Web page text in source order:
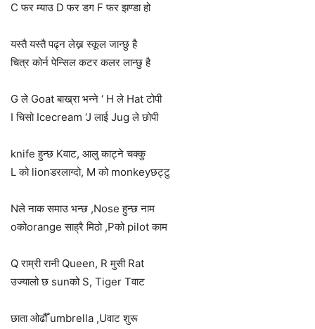
C फर म्याउ D फर डग F फर झण्डा हो
यस्तै यस्तै पढ्न लेख्न स्कूल जान्छु है
चित्र कोर्न पेन्सिल कटर कलर लान्छु है
G ले Goat बाख्रा भन्ने ‘ H ले Hat टोपी
I चिसो Icecream ‘J लाई Jug ले छोपी
knife हुन्छ Kवाट, आलु काट्ने चक्कु
L को lionडरलाग्दो, M को monkeyछट्टु
Nले नाक समाउ भन्छ ,Nose हुन्छ नाम
oकोorange साह्रै मिठो ,Pको pilot काम
Q राम्री रानी Queen, R मुसी Rat
उज्यालो छ sunको S, Tiger Tवाट
छाता ओढौँ umbrella ,Uवाट शुरू